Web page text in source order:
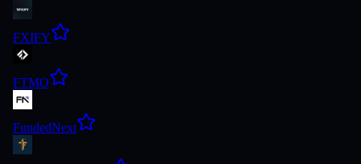
FXIFY
FTMO
FundedNext